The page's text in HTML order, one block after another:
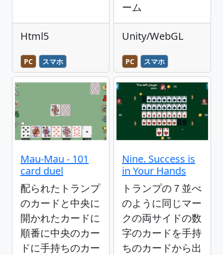
Html5
PC スマホ
ーム
Unity/WebGL
PC スマホ
Mau-Mau - 101
card duel
配られたトランプ
のカードと中央に
開かれたカードに
順番に中央のカー
ドに手持ちのカー
Nine. Success is
in Your Hands
トランプの７並べ
のように同じマー
クの両サイドの数
字のカードを手持
ちのカードから出